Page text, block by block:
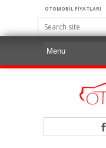
OTOMOBİL FİYATLARI